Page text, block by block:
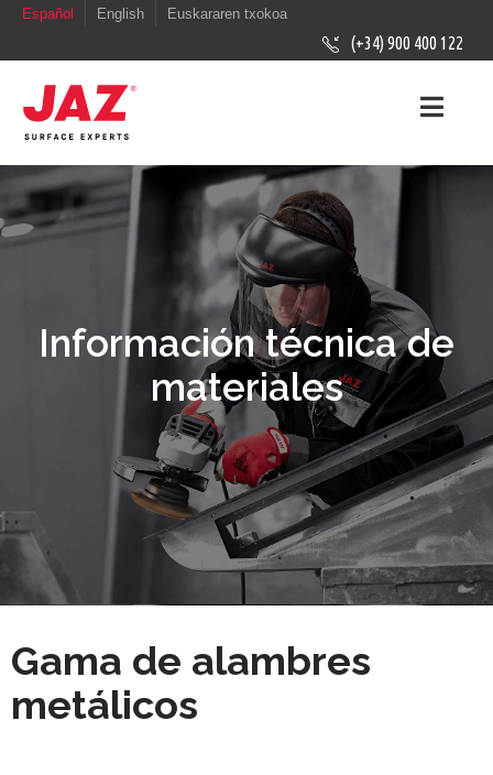
Español English Euskararen txokoa
(+34) 900 400 122
Información técnica de
materiales
Gama de alambres
metálicos